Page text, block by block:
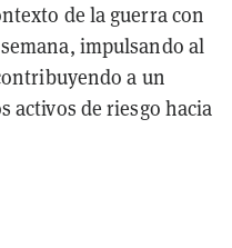
de la guerra con
impulsando al
a un
activos de riesgo hacia